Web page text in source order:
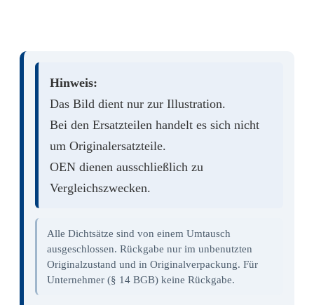
Hinweis:
Das Bild dient nur zur Illustration.
Bei den Ersatzteilen handelt es sich nicht
um Originalersatzteile.
OEN dienen ausschließlich zu
Vergleichszwecken.
Alle Dichtsätze sind von einem Umtausch
ausgeschlossen. Rückgabe nur im unbenutzten
Originalzustand und in Originalverpackung. Für
Unternehmer (§ 14 BGB) keine Rückgabe.